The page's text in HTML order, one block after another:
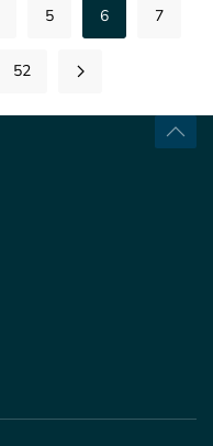
5 6 7
52